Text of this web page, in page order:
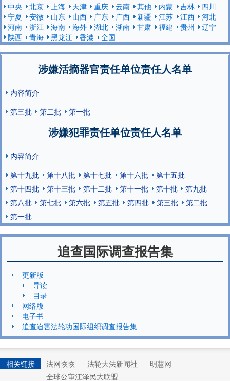
中央 北京 上海 天津 重庆 云南 其他 内蒙 吉林
四川
宁夏
安徽 山东 山西 广东 广西 新疆 江苏 江西
河北
河南
浙江 海南 海外 湖北 湖南 甘肃 福建 贵州
辽宁
陕西
青海 黑龙江 香港 全国
涉嫌活摘器官责任单位责任人名单
内容简介
第三批
第二批 第一批
涉嫌犯罪责任单位责任人名单
内容简介
第十九批
第十八批 第十七批 第十六批
第十五批
第十四批
第十三批 第十二批 第十一批 第十批
第九批
第八批
第七批 第六批 第五批 第四批 第三批
第二批
第一批
追查国际调查报告集
更新版
导读
目录
网络版
电子书
追查迫害法轮功国际组织调查报告集
相关链接 法网恢恢 法轮大法新闻社
明慧网
全球公审江泽民大联盟